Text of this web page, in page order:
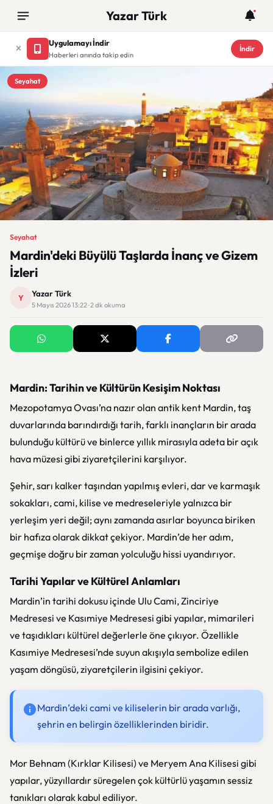
Yazar Türk
Uygulamayı İndir
Haberleri anında takip edin
İndir
Seyahat
Seyahat
Mardin'deki Büyülü Taşlarda İnanç ve Gizem
İzleri
Y Yazar Türk
5 Mayıs 2026 13:22 · 2 dk okuma
Mardin: Tarihin ve Kültürün Kesişim Noktası
Mezopotamya Ovası’na nazır olan antik kent Mardin, taş
duvarlarında barındırdığı tarih, farklı inançların bir arada
bulunduğu kültürü ve binlerce yıllık mirasıyla adeta bir açık
hava müzesi gibi ziyaretçilerini karşılıyor.
Şehir, sarı kalker taşından yapılmış evleri, dar ve karmaşık
sokakları, cami, kilise ve medreseleriyle yalnızca bir
yerleşim yeri değil; aynı zamanda asırlar boyunca biriken
bir hafıza olarak dikkat çekiyor. Mardin’de her adım,
geçmişe doğru bir zaman yolculuğu hissi uyandırıyor.
Tarihi Yapılar ve Kültürel Anlamları
Mardin’in tarihi dokusu içinde Ulu Cami, Zinciriye
Medresesi ve Kasımiye Medresesi gibi yapılar, mimarileri
ve taşıdıkları kültürel değerlerle öne çıkıyor. Özellikle
Kasımiye Medresesi’nde suyun akışıyla sembolize edilen
yaşam döngüsü, ziyaretçilerin ilgisini çekiyor.
Mardin’deki cami ve kiliselerin bir arada varlığı,
şehrin en belirgin özelliklerinden biridir.
Mor Behnam (Kırklar Kilisesi) ve Meryem Ana Kilisesi gibi
yapılar, yüzyıllardır süregelen çok kültürlü yaşamın sessiz
tanıkları olarak kabul ediliyor.